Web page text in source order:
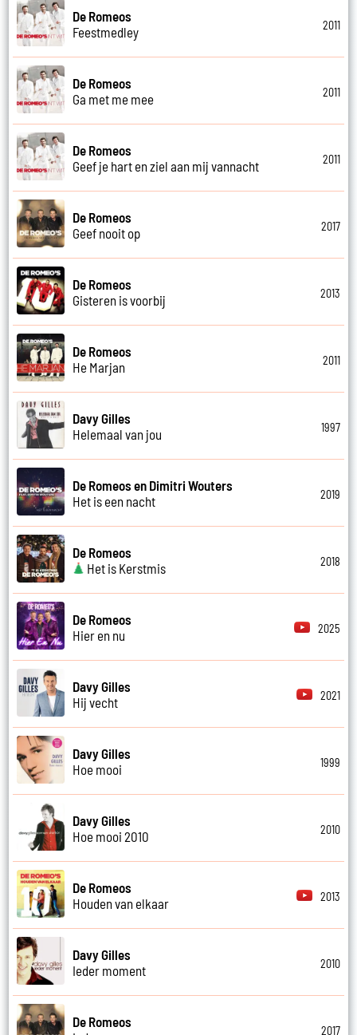
De Romeos
Feestmedley
2011
De Romeos
Ga met me mee
2011
De Romeos
Geef je hart en ziel aan mij vannacht
2011
De Romeos
Geef nooit op
2017
De Romeos
Gisteren is voorbij
2013
De Romeos
He Marjan
2011
Davy Gilles
Helemaal van jou
1997
De Romeos en Dimitri Wouters
Het is een nacht
2019
De Romeos
Het is Kerstmis
2018
De Romeos
Hier en nu
2025
Davy Gilles
Hij vecht
2021
Davy Gilles
Hoe mooi
1999
Davy Gilles
Hoe mooi 2010
2010
De Romeos
Houden van elkaar
2013
Davy Gilles
Ieder moment
2010
De Romeos
2017